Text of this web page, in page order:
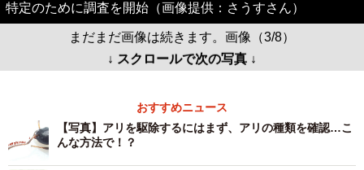
特定のために調査を開始（画像提供：さうすさん）
まだまだ画像は続きます。画像（3/8）
↓ スクロールで次の写真 ↓
おすすめニュース
【写真】アリを駆除するにはまず、アリの種類を確認…こ
んな方法で！？